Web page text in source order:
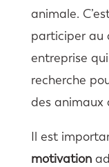
animale.
participer au
entreprise
recherche
des animaux
Il est
motivation